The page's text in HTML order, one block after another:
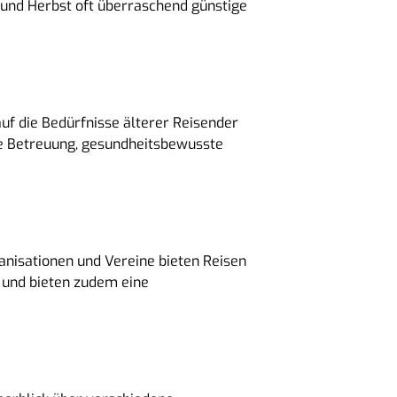
Herbst oft überraschend günstige
die Bedürfnisse älterer Reisender
gesundheitsbewusste
und Vereine bieten Reisen
bieten zudem eine